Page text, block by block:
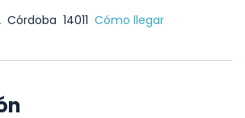
Córdoba 14011 Cómo llegar